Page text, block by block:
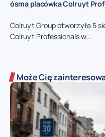
ósma placówka Colruyt
Colruyt Group otworzyła 5
Colruyt Professionals w...
Może Cię